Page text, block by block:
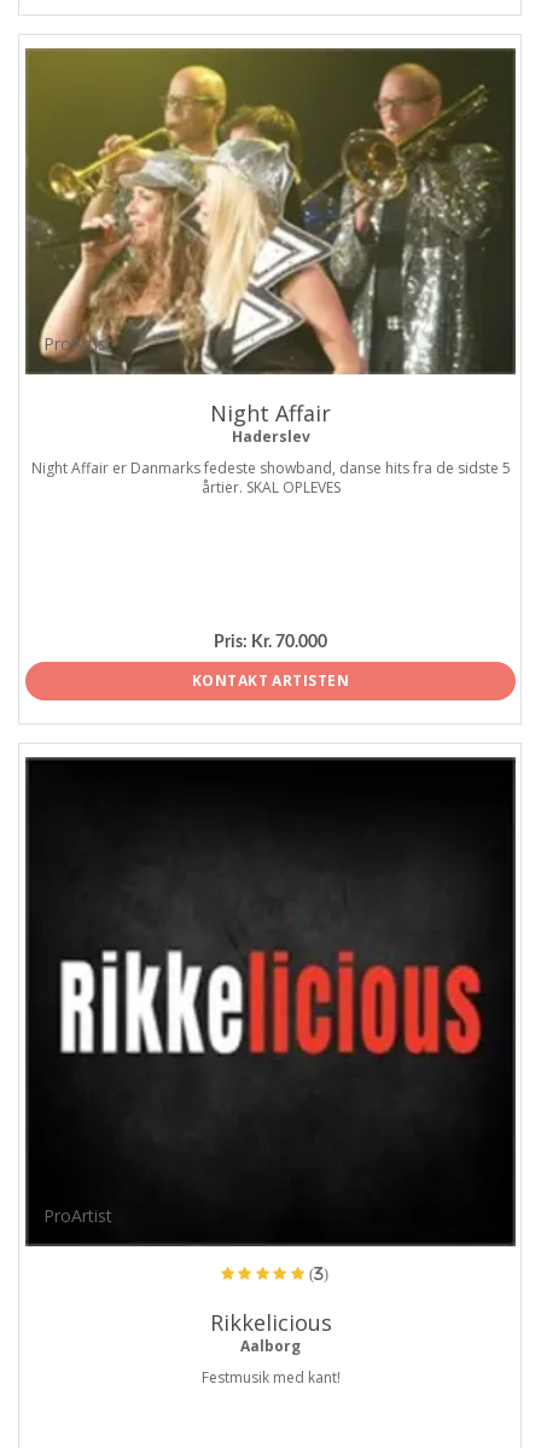
ProArtist
Night Affair
Haderslev
Night Affair er Danmarks fedeste showband, danse hits fra de sidste 5
årtier. SKAL OPLEVES
Pris: Kr. 70.000
KONTAKT ARTISTEN
ProArtist
(3)
Rikkelicious
Aalborg
Festmusik med kant!